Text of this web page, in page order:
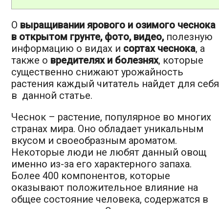
О выращивании ярового и озимого чеснока
в открытом грунте, фото, видео,полезную
информацию о видах и сортах чеснока, а
также о вредителях и болезнях, которые
существенно снижают урожайность
растения каждый читатель найдет для себя
в данной статье.
Чеснок – растение, популярное во многих
странах мира. Оно обладает уникальным
вкусом и своеобразным ароматом.
Некоторые люди не любят данный овощ
именно из-за его характерного запаха.
Более 400 компонентов, которые
оказывают положительное влияние на
общее состояние человека, содержатся в